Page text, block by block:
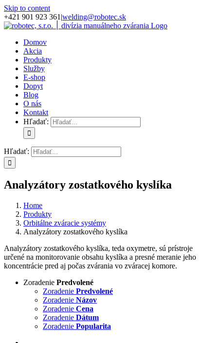
Skip to content
+421 901 923 361 |welding@robotec.sk
Domov
Akcia
Produkty
Služby
E-shop
Dopyt
Blog
O nás
Kontakt
Hľadať:
Hľadať:
Analyzátory zostatkového kyslíka
Home
Produkty
Orbitálne zváracie systémy
Analyzátory zostatkového kyslíka
Analyzátory zostatkového kyslíka, teda oxymetre, sú prístroje
určené na monitorovanie obsahu kyslíka a presné meranie jeho
koncentrácie pred aj počas zvárania vo zváracej komore.
Zoradenie Predvolené
Zoradenie Predvolené
Zoradenie Názov
Zoradenie Cena
Zoradenie Dátum
Zoradenie Popularita